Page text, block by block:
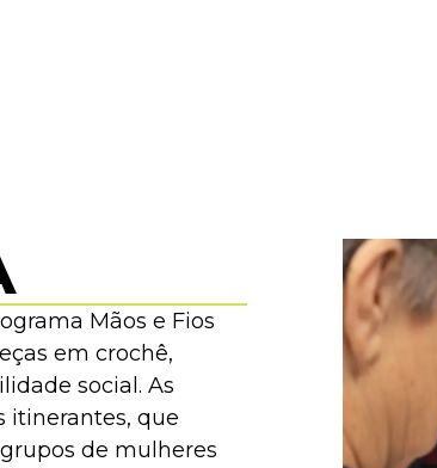
Mãos e Fios
em crochê,
social. As
itinerantes, que
de mulheres